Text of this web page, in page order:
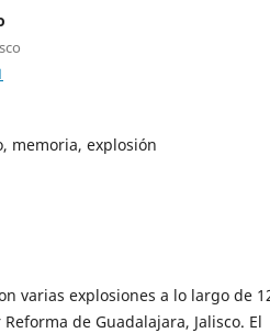
memoria, explosión
varias explosiones a lo largo de
de Guadalajara, Jalisco. El